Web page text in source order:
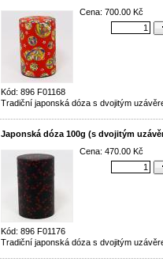
Kód: 896 F01168
Cena: 700.00 Kč
Tradiční japonská dóza s dvojitým
Japonská dóza 100g (s dvojitým
Kód: 896 F01176
Cena: 470.00 Kč
Tradiční japonská dóza s dvojitým